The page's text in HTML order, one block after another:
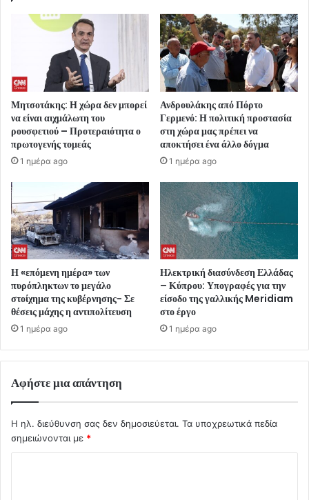
Μητσοτάκης: Η χώρα δεν μπορεί
να είναι αιχμάλωτη του
ρουσφετιού – Προτεραιότητα ο
πρωτογενής τομεάς
1 ημέρα ago
Ανδρουλάκης από Πόρτο
Γερμενό: Η πολιτική προστασία
στη χώρα μας πρέπει να
αποκτήσει ένα άλλο δόγμα
1 ημέρα ago
Η «επόμενη ημέρα» των
πυρόπληκτων το μεγάλο
στοίχημα της κυβέρνησης- Σε
θέσεις μάχης η αντιπολίτευση
1 ημέρα ago
Ηλεκτρική διασύνδεση Ελλάδας
– Κύπρου: Υπογραφές για την
είσοδο της γαλλικής Meridiam
στο έργο
1 ημέρα ago
Αφήστε μια απάντηση
Η ηλ. διεύθυνση σας δεν δημοσιεύεται. Τα υποχρεωτικά πεδία
σημειώνονται με *